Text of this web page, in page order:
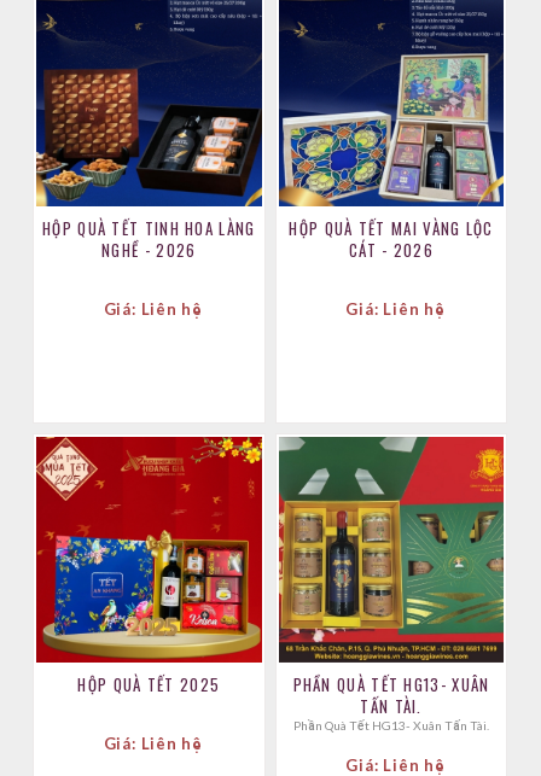
HỘP QUÀ TẾT TINH HOA LÀNG
NGHỀ - 2026
Giá: Liên hệ
HỘP QUÀ TẾT MAI VÀNG LỘC
CÁT - 2026
Giá: Liên hệ
HỘP QUÀ TẾT 2025
Giá: Liên hệ
PHẦN QUÀ TẾT HG13- XUÂN
TẤN TÀI.
Phần Quà Tết HG13- Xuân Tấn Tài.
Giá: Liên hệ